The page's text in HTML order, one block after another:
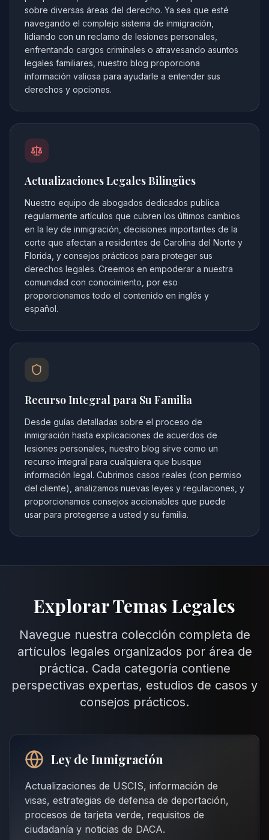
sobre diversas áreas del derecho. Ya sea que esté
navegando el complejo sistema de inmigración,
lidiando con un reclamo de lesiones personales,
enfrentando cargos criminales o atravesando asuntos
legales familiares, nuestro blog proporciona
información valiosa para ayudarle a entender sus
derechos y opciones.
Actualizaciones Legales Bilingües
Nuestro equipo de abogados dedicados publica
regularmente artículos que cubren los últimos cambios
en la ley de inmigración, decisiones importantes de la
corte que afectan a residentes de Carolina del Norte y
Florida, y consejos prácticos para proteger sus
derechos legales. Creemos en empoderar a nuestra
comunidad con conocimiento, por eso
proporcionamos todo el contenido en inglés y
español.
Recurso Integral para Su Familia
Desde guías detalladas sobre el proceso de
inmigración hasta explicaciones de acuerdos de
lesiones personales, nuestro blog sirve como un
recurso integral para cualquiera que busque
información legal. Cubrimos casos reales (con permiso
del cliente), analizamos nuevas leyes y regulaciones, y
proporcionamos consejos accionables que puede
usar para protegerse a usted y su familia.
Explorar Temas Legales
Navegue nuestra colección completa de
artículos legales organizados por área de
práctica. Cada categoría contiene
perspectivas expertas, estudios de casos y
consejos prácticos.
Ley de Inmigración
Actualizaciones de USCIS, información de
visas, estrategias de defensa de deportación,
procesos de tarjeta verde, requisitos de
ciudadanía y noticias de DACA.